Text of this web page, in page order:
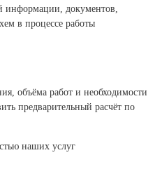
информации, документов,
в процессе работы
объёма работ и необходимости
предварительный расчёт по
наших услуг